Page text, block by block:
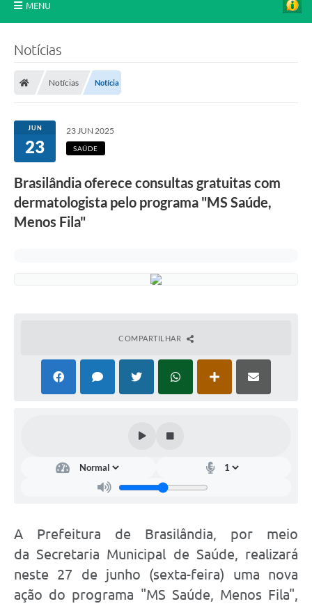
MENU
Transparência
Câmara Municipal
e-SIC
Tributação
Formulário
Notícias
Notícias Notícia
JUN
23
23 JUN 2025
SAÚDE
Brasilândia oferece consultas gratuitas com
dermatologista pelo programa "MS Saúde,
Menos Fila"
COMPARTILHAR
A Prefeitura de Brasilândia, por meio
da Secretaria Municipal de Saúde, realizará
neste 27 de junho (sexta-feira) uma nova
ação do programa "MS Saúde, Menos Fila",